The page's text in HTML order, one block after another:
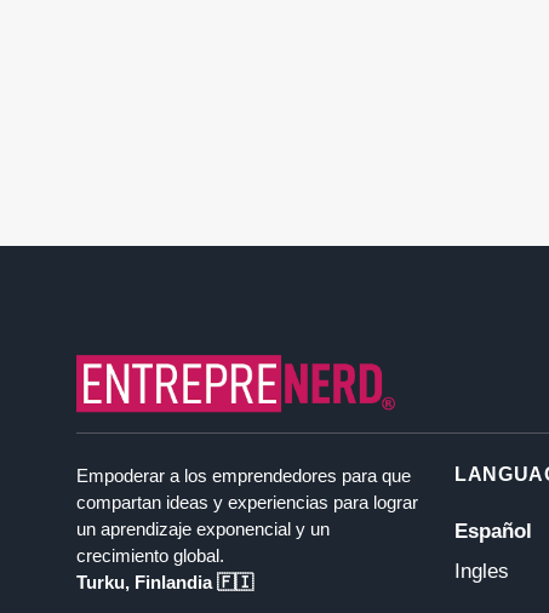
Empoderar a los emprendedores para que
compartan ideas y experiencias para lograr
un aprendizaje exponencial y un
crecimiento global.
Turku, Finlandia 🇫🇮
Español
Ingles